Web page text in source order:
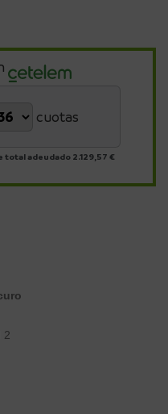
cuotas
total adeudado 2.129,57 €
2